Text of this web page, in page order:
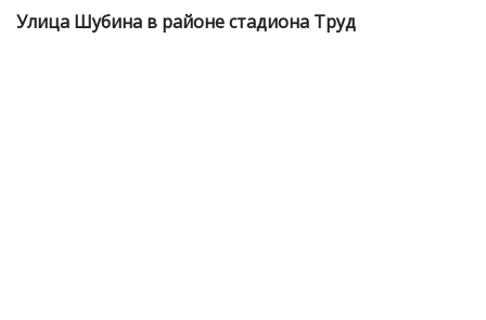
Улица Шубина в районе стадиона Труд